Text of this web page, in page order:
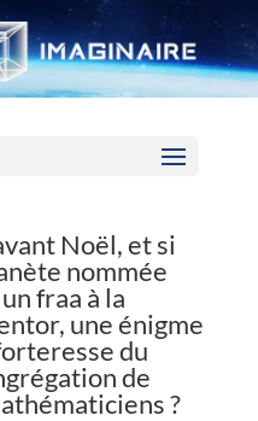
Noël, et si
nommée
fraa à la
une énigme
du
de
?